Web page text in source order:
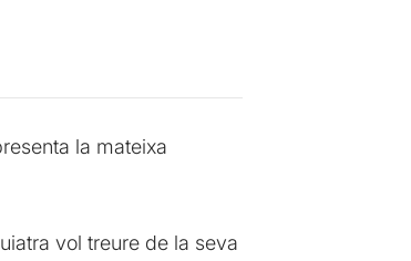
la mateixa
vol treure de la seva